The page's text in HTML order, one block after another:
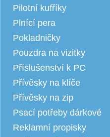
Pilotní kufříky
Plnící pera
Pokladničky
Pouzdra na vizitky
Příslušenství k PC
Přívěsky na klíče
Přívěsky na zip
Psací potřeby dárkové
Reklamní propisky